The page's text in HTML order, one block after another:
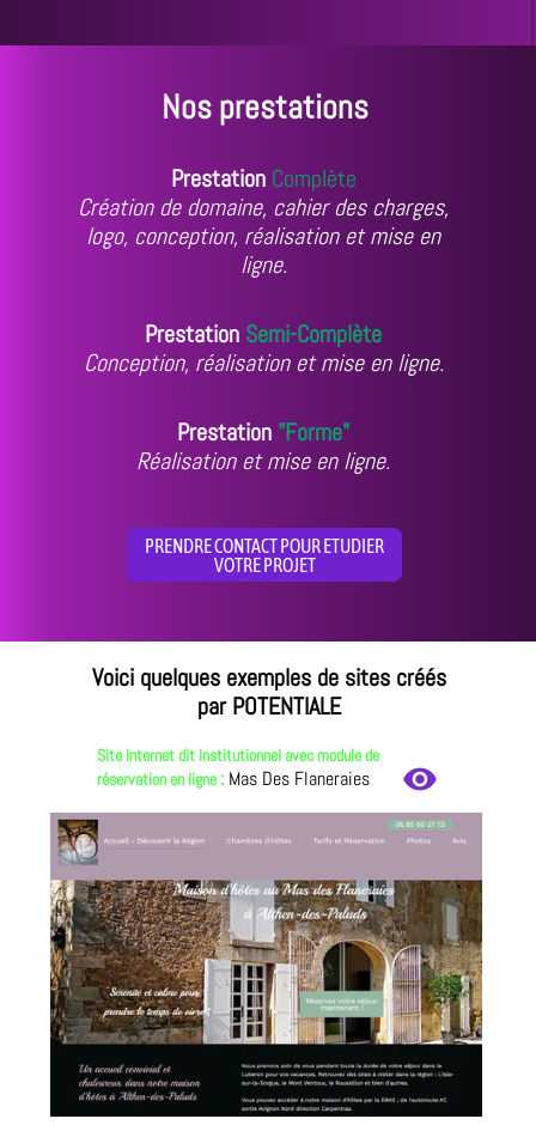
Nos prestations
Prestation Complète
Création de domaine, cahier des charges,
logo, conception, réalisation et mise en
ligne.
Prestation Semi-Complète
Conception, réalisation et mise en ligne.
Prestation "Forme"
Réalisation et mise en ligne.
PRENDRE CONTACT POUR ETUDIER
VOTRE PROJET
Voici quelques exemples de sites créés
par POTENTIALE
Site Internet dit Institutionnel avec module de
réservation en ligne : Mas Des Flaneraies remove_red_eye